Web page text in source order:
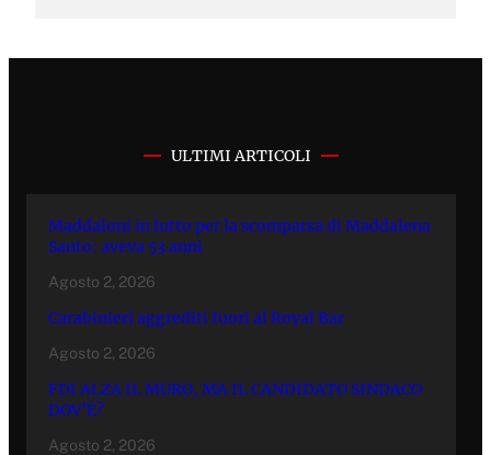
ULTIMI ARTICOLI
Maddaloni in lutto per la scomparsa di Maddalena
Santo: aveva 53 anni
Agosto 2, 2026
Carabinieri aggrediti fuori al Royal Bar
Agosto 2, 2026
FDI ALZA IL MURO, MA IL CANDIDATO SINDACO
DOV’È?
Agosto 2, 2026